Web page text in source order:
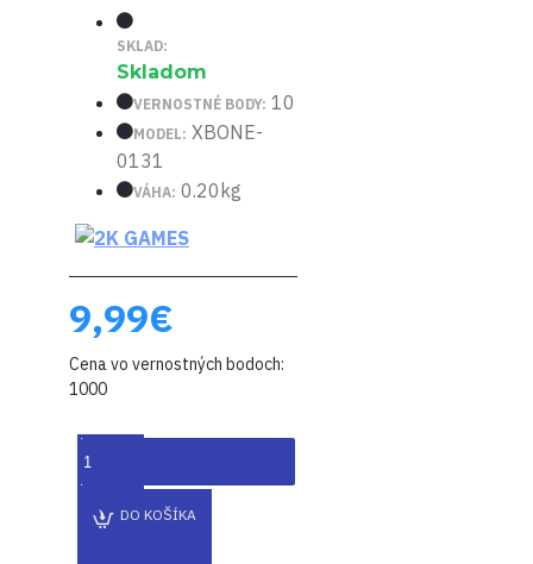
SKLAD:
Skladom
VERNOSTNÉ BODY: 10
MODEL: XBONE-
0131
VÁHA: 0.20kg
9,99€
Cena vo vernostných bodoch:
1000
DO KOŠÍKA